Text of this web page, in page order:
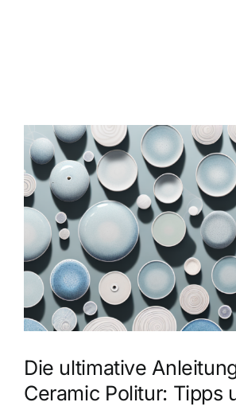
Zeige
grösseres
Bild
Die ultimative
Ceramic Politur: Tipps